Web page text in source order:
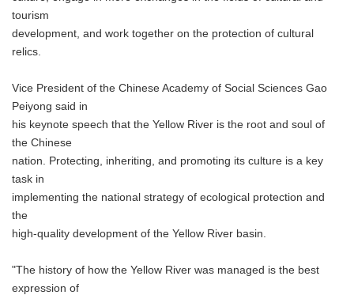
tourism
development, and work together on the protection of cultural
relics.
Vice President of the Chinese Academy of Social Sciences Gao
Peiyong said in
his keynote speech that the Yellow River is the root and soul of
the Chinese
nation. Protecting, inheriting, and promoting its culture is a key
task in
implementing the national strategy of ecological protection and
the
high-quality development of the Yellow River basin.
"The history of how the Yellow River was managed is the best
expression of